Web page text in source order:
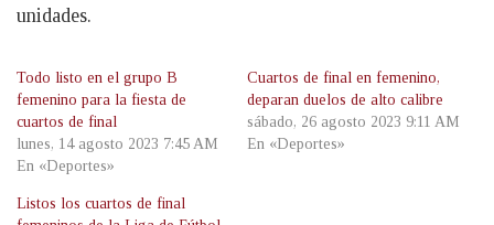
unidades.
Todo listo en el grupo B
femenino para la fiesta de
cuartos de final
lunes, 14 agosto 2023 7:45 AM
En «Deportes»
Cuartos de final en femenino,
deparan duelos de alto calibre
sábado, 26 agosto 2023 9:11 AM
En «Deportes»
Listos los cuartos de final